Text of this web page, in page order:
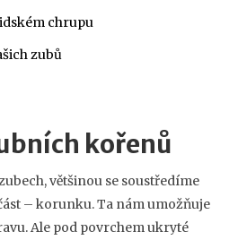
chrupu
zubů
kořenů
většinou se soustředíme
– korunku. Ta nám umožňuje
Ale pod povrchem ukryté